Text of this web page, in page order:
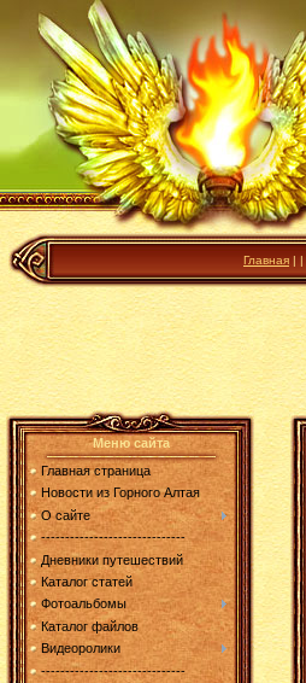
Главная | |
Меню сайта
Главная страница
Новости из Горного Алтая
О сайте
------------------------------
Дневники путешествий
Каталог статей
Фотоальбомы
Каталог файлов
Видеоролики
------------------------------